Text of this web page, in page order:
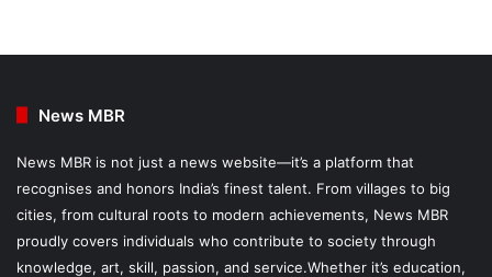
News MBR
News MBR is not just a news website—it’s a platform that
recognises and honors India’s finest talent. From villages to big
cities, from cultural roots to modern achievements, News MBR
proudly covers individuals who contribute to society through
knowledge, art, skill, passion, and service.Whether it’s education,